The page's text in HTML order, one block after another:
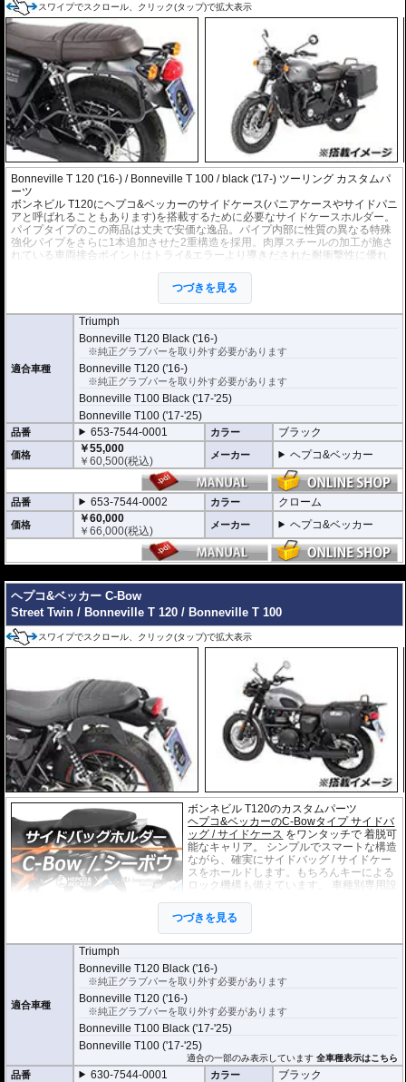
スワイプでスクロール、クリック(タップ)で拡大表示
Bonneville T 120 ('16-) / Bonneville T 100 / black ('17-) ツーリング カスタムパ
ーツ
ボンネビル T120にヘプコ&ベッカーのサイドケース(パニアケースやサイドパニ
アと呼ばれることもあります)を搭載するために必要なサイドケースホルダー。
パイプタイプのこの商品は丈夫で安価な逸品。パイプ内部に性質の異なる特殊
強化パイプをさらに1本追加させた2重構造を採用。肉厚スチールの加工が施さ
れている車両接合ポイントはトライ&エラーより導きだされた耐衝撃性に優れ
ヘプコ&ベッカー製サイドケース
(C-Bowタイプを除く)を取付できま
※こちらのサイドケースホルダーはLock it system機構は御座いません。
※ケースのラインナップはこちらからご確認ください
※サイドケースホルダー用アダプターはケースに付属しています。 詳細はこ
つづきを見る
適合車種
Triumph
Bonneville T120 Black ('16-)
※純正グラブバーを取り外す必要があります
Bonneville T120 ('16-)
※純正グラブバーを取り外す必要があります
Bonneville T100 Black ('17-'25)
Bonneville T100 ('17-'25)
品番 653-7544-0001 カラー ブラック
価格
￥55,000
￥60,500(税込) メーカー ヘプコ&ベッカー
品番 653-7544-0002 カラー クローム
価格
￥60,000
￥66,000(税込) メーカー ヘプコ&ベッカー
ヘプコ&ベッカー C-Bow
Street Twin / Bonneville T 120 / Bonneville T 100
スワイプでスクロール、クリック(タップ)で拡大表示
ボンネビル T120のカスタムパーツ
ヘプコ&ベッカーのC-Bowタイプ サイドバ
ッグ / サイドケース をワンタッチで 着脱可
能なキャリア。 シンプルでスマートな構造
ながら、確実にサイドバッグ / サイドケー
スをホールドします。もちろんキーによる
ロック機構も備えています。 車種別専用設
※耐加重 : 片側 5kg (ケース、バッグの自重
を除く)
※サイドケースは別売です。こちらからお求め下さい。
※バッグの搭載位置を 50mm 前方または後方、30mm 上方または下方に移設す
る移設キット(オプション)もあります。
つづきを見る
適合車種
Triumph
Bonneville T120 Black ('16-)
※純正グラブバーを取り外す必要があります
Bonneville T120 ('16-)
※純正グラブバーを取り外す必要があります
Bonneville T100 Black ('17-'25)
Bonneville T100 ('17-'25)
適合の一部のみ表示しています全車種表示はこちら
品番 630-7544-0001 カラー ブラック